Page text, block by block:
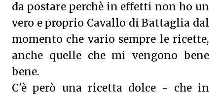
da postare perchè in effetti non ho un
vero e proprio Cavallo di Battaglia dal
momento che vario sempre le ricette,
anche quelle che mi vengono bene
bene.
C'è però una ricetta dolce - che in